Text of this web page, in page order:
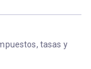
tasas y